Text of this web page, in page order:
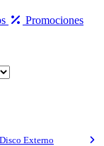
Promociones
Disco Externo